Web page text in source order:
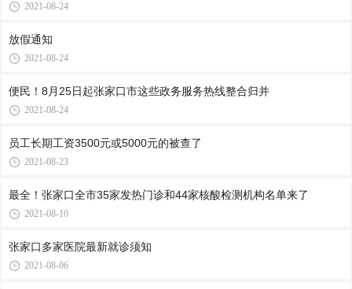
2021-08-24
放假通知
2021-08-24
便民！8月25日起张家口市这些政务服务热线整合归并
2021-08-24
员工长期工资3500元或5000元的被查了
2021-08-23
最全！张家口全市35家发热门诊和44家核酸检测机构名单来了
2021-08-10
张家口多家医院最新就诊须知
2021-08-06